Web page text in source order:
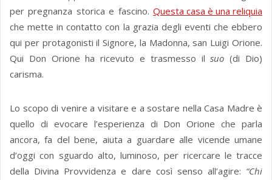
per pregnanza storica e fascino. Questa casa è una reliquia
che mette in contatto con la grazia degli eventi che ebbero
qui per protagonisti il Signore, la Madonna, san Luigi Orione.
Qui Don Orione ha ricevuto e trasmesso ilsuo (di Dio)
carisma.
Lo scopo di venire a visitare e a sostare nella Casa Madre è
quello di evocare l’esperienza di Don Orione che parla
ancora, fa del bene, aiuta a guardare alle vicende umane
d’oggi con sguardo alto, luminoso, per ricercare le tracce
della Divina Provvidenza e dare così senso all’agire: “Chi